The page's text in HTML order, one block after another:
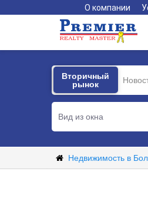
О компании
Вторичный
рынок
Вторичный
рынок
Вид из окна
Недвижимость в